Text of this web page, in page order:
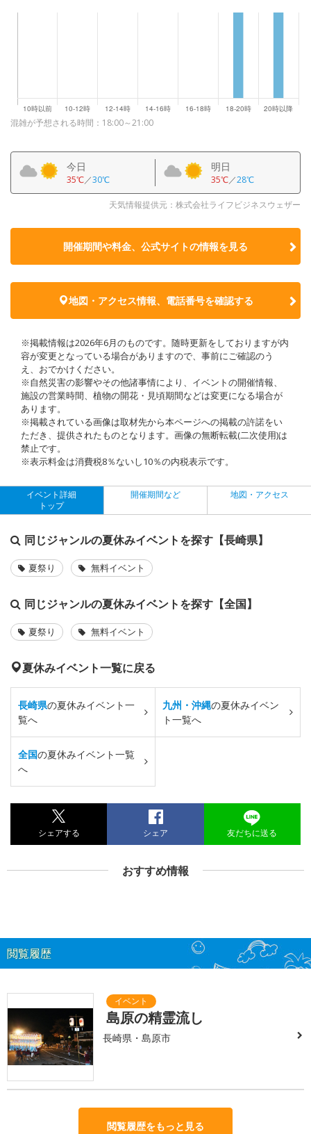
混雑が予想される時間：18:00～21:00
今日
35℃／30℃
明日
35℃／28℃
天気情報提供元：株式会社ライフビジネスウェザー
開催期間や料金、公式サイトの情報を見る
地図・アクセス情報、電話番号を確認する
※掲載情報は2026年6月のものです。随時更新をしておりますが内
容が変更となっている場合がありますので、事前にご確認のう
え、おでかけください。
※自然災害の影響やその他諸事情により、イベントの開催情報、
施設の営業時間、植物の開花・見頃期間などは変更になる場合が
あります。
※掲載されている画像は取材先から本ページへの掲載の許諾をい
ただき、提供されたものとなります。画像の無断転載(二次使用)は
禁止です。
※表示料金は消費税8％ないし10％の内税表示です。
イベント詳細
トップ
開催期間など 地図・アクセス
同じジャンルの夏休みイベントを探す【長崎県】
夏祭り 無料イベント
同じジャンルの夏休みイベントを探す【全国】
夏祭り 無料イベント
夏休みイベント一覧に戻る
長崎県の夏休みイベント一
覧へ
九州・沖縄の夏休みイベン
ト一覧へ
全国の夏休みイベント一覧
へ
シェアする シェア 友だちに送る
おすすめ情報
閲覧履歴
島原の精霊流し
長崎県・島原市
閲覧履歴をもっと見る